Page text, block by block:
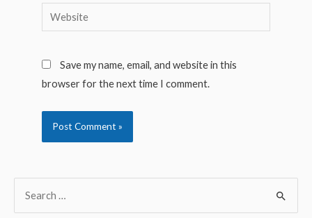
Website
Save my name, email, and website in this
browser for the next time I comment.